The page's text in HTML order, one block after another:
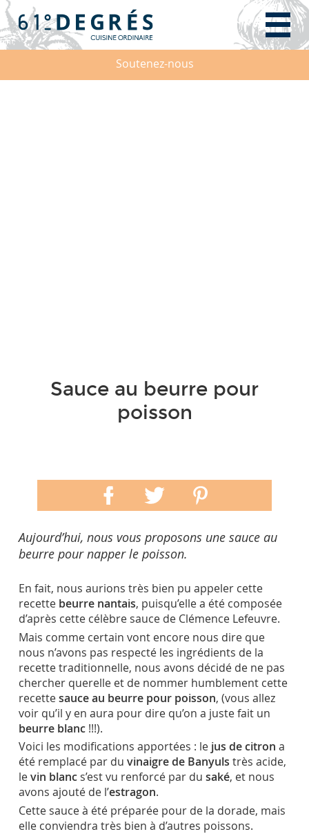
Soutenez-nous
Sauce au beurre pour
poisson
Aujourd’hui, nous vous proposons une sauce au
beurre pour napper le poisson.
En fait, nous aurions très bien pu appeler cette
recette beurre nantais, puisqu’elle a été composée
d’après cette célèbre sauce de Clémence Lefeuvre.
Mais comme certain vont encore nous dire que
nous n’avons pas respecté les ingrédients de la
recette traditionnelle, nous avons décidé de ne pas
chercher querelle et de nommer humblement cette
recettesauce au beurre pour poisson, (vous allez
voir qu’il y en aura pour dire qu’on a juste fait un
beurre blanc!!!).
Voici les modifications apportées : lejus de citron a
été remplacé par du vinaigre de Banyuls très acide,
levin blancs’est vu renforcé par du saké, et nous
avons ajouté de l’estragon.
Cette sauce à été préparée pour de la dorade, mais
elle conviendra très bien à d’autres poissons.